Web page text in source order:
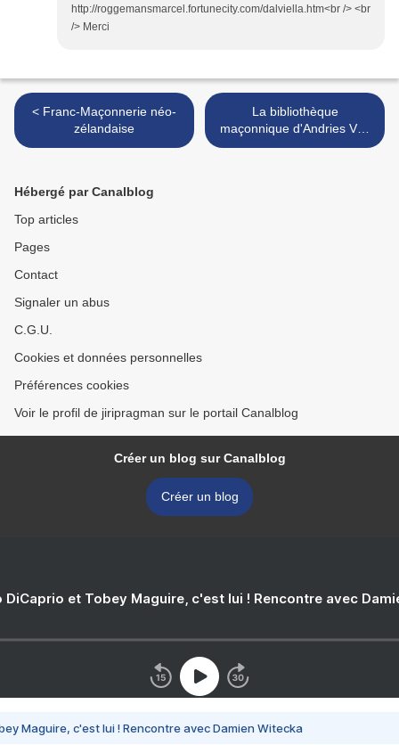
http://roggemansmarcel.fortunecity.com/dalviella.htm<br /> <br
/> Merci
< Franc-Maçonnerie néo-
zélandaise
La bibliothèque
maçonnique d'Andries Van
den Abeele >
Hébergé par Canalblog
Top articles
Pages
Contact
Signaler un abus
C.G.U.
Cookies et données personnelles
Préférences cookies
Voir le profil de jiripragman sur le portail Canalblog
Créer un blog sur Canalblog
Créer un blog
DiCaprio et Tobey Maguire, c'est lui ! Rencontre avec
Maguire, c'est lui ! Rencontre avec Damien Witecka